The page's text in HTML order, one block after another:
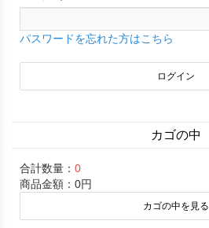
パスワードを忘れた方はこちら
カゴの中
合計数量： 0
商品金額： 0円
カゴの中を見る